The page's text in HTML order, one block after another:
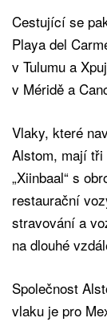
Cestující se
Playa del
v Tulumu a
v Méridě a
Vlaky, které
Alstom, mají tři
„Xiinbaal“ s
restaurační
stravování a
na dlouhé
Společnost
vlaku je pro